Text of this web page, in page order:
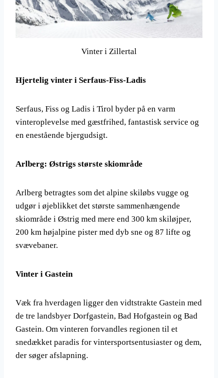
Vinter i Zillertal
Hjertelig vinter i Serfaus-Fiss-Ladis
Serfaus, Fiss og Ladis i Tirol byder på en varm
vinteroplevelse med gæstfrihed, fantastisk service og
en enestående bjergudsigt.
Arlberg: Østrigs største skiområde
Arlberg betragtes som det alpine skiløbs vugge og
udgør i øjeblikket det største sammenhængende
skiområde i Østrig med mere end 300 km skiløjper,
200 km højalpine pister med dyb sne og 87 lifte og
svævebaner.
Vinter i Gastein
Væk fra hverdagen ligger den vidtstrakte Gastein med
de tre landsbyer Dorfgastein, Bad Hofgastein og Bad
Gastein. Om vinteren forvandles regionen til et
snedækket paradis for vintersportsentusiaster og dem,
der søger afslapning.